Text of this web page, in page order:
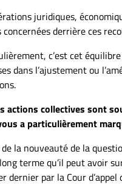
juridiques,
derrière ces
c’est cet
dans l’ajustement ou
actions collectives sont
a particulièrement
la nouveauté de la
terme qu’il peut avoir
dernier par la Cour d’appel